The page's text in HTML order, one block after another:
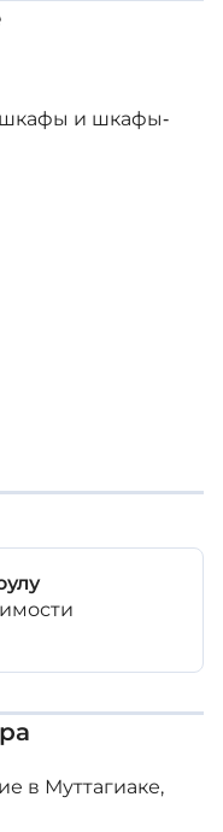
24 м²
шкафы и шкафы-
в Муттагиаке,